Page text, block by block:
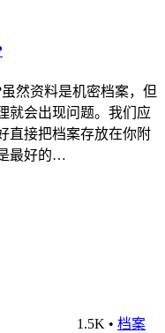
然资料是机密档案，但
就会出现问题。我们应
直接把档案存放在你附
最好的…
1.5K • 档案